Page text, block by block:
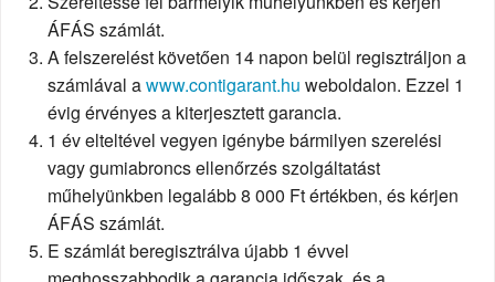
ÁFÁS számlát.
A felszerelést követően 14 napon belül regisztráljon a
számlával awww.contigarant.hu weboldalon. Ezzel 1
évig érvényes a kiterjesztett garancia.
1 év elteltével vegyen igénybe bármilyen szerelési
vagy gumiabroncs ellenőrzés szolgáltatást
műhelyünkben legalább 8 000 Ft értékben, és kérjen
ÁFÁS számlát.
E számlát beregisztrálva újabb 1 évvel